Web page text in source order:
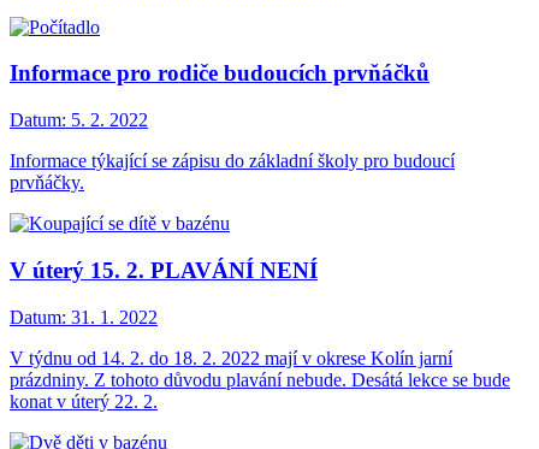
Informace pro rodiče budoucích prvňáčků
Datum: 5. 2. 2022
Informace týkající se zápisu do základní školy pro budoucí
prvňáčky.
V úterý 15. 2. PLAVÁNÍ NENÍ
Datum: 31. 1. 2022
V týdnu od 14. 2. do 18. 2. 2022 mají v okrese Kolín jarní
prázdniny. Z tohoto důvodu plavání nebude. Desátá lekce se bude
konat v úterý 22. 2.